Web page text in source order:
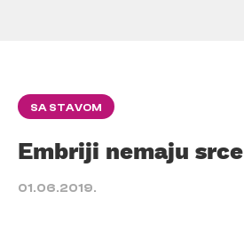
SA STAVOM
Embriji nemaju srce
01.06.2019.